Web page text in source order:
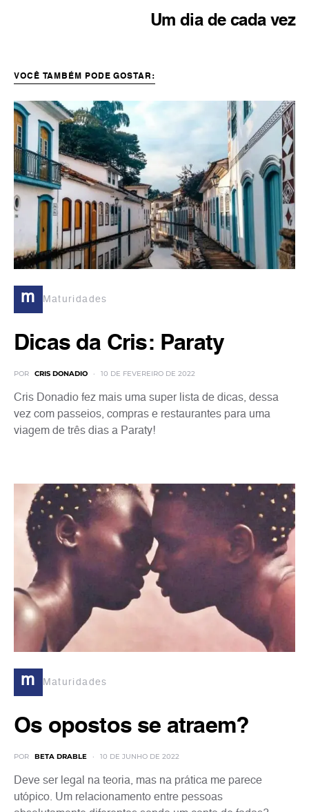
Um dia de cada vez
VOCÊ TAMBÉM PODE GOSTAR:
m Maturidades
Dicas da Cris: Paraty
POR CRIS DONADIO 10 DE FEVEREIRO DE 2022
Cris Donadio fez mais uma super lista de dicas, dessa
vez com passeios, compras e restaurantes para uma
viagem de três dias a Paraty!
m Maturidades
Os opostos se atraem?
POR BETA DRABLE 10 DE JUNHO DE 2022
Deve ser legal na teoria, mas na prática me parece
utópico. Um relacionamento entre pessoas